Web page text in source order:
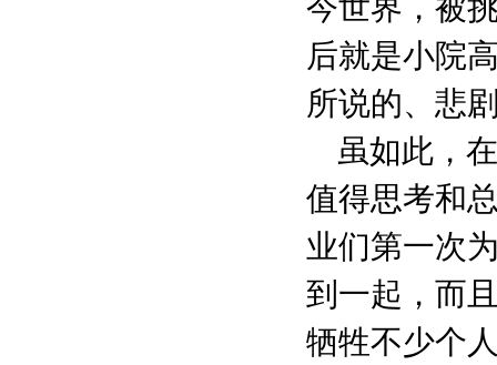
今世界，被
后就是小院
所说的、悲
虽如此，
值得思考和
业们第一次
到一起，而
牺牲不少个